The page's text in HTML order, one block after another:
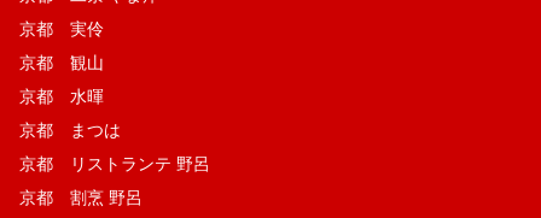
京都 実伶
京都 観山
京都 水暉
京都 まつは
京都 リストランテ 野呂
京都 割烹 野呂